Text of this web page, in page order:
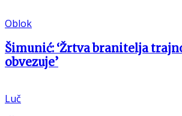
Oblok
Šimunić: ‘Žrtva branitelja
obvezuje’
Luč